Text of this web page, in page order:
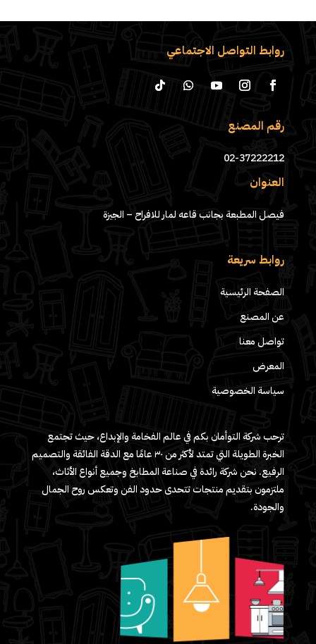
روابط التواصل الاجتماعي
رقم المصنع
02-37222212
العنوان
فيصل المطبعة بجانب قاعه لمار للافراح – الجيزة
روابط سريعة
الصفحة الرئيسية
عن المصنع
تواصل معنا
المعرض
سياسة الخصوصية
ترحب شركة التوأمان بكم في عالم الفخامة والإبداع، حيث تجتمع
الخبرة الطويلة التي تمتد لأكثر من ٣٠ عامًا مع الدقة الفائقة والتصميم
الرفيع. نحن شركة رائدة في صناعة المطابخ وجميع أنواع الأثاث،
ملتزمون بتقديم منتجات تتحدى حدود الفن وتعكس روح الجمال
والجودة.